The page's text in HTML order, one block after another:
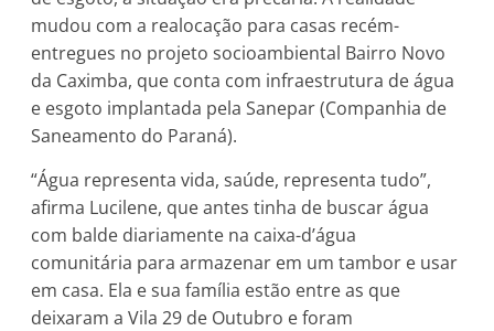
mudou com a realocação para casas recém-
entregues no projeto socioambiental Bairro Novo
da Caximba, que conta com infraestrutura de água
e esgoto implantada pela Sanepar (Companhia de
Saneamento do Paraná).
“Água representa vida, saúde, representa tudo”,
afirma Lucilene, que antes tinha de buscar água
com balde diariamente na caixa-d’água
comunitária para armazenar em um tambor e usar
em casa. Ela e sua família estão entre as que
deixaram a Vila 29 de Outubro e foram